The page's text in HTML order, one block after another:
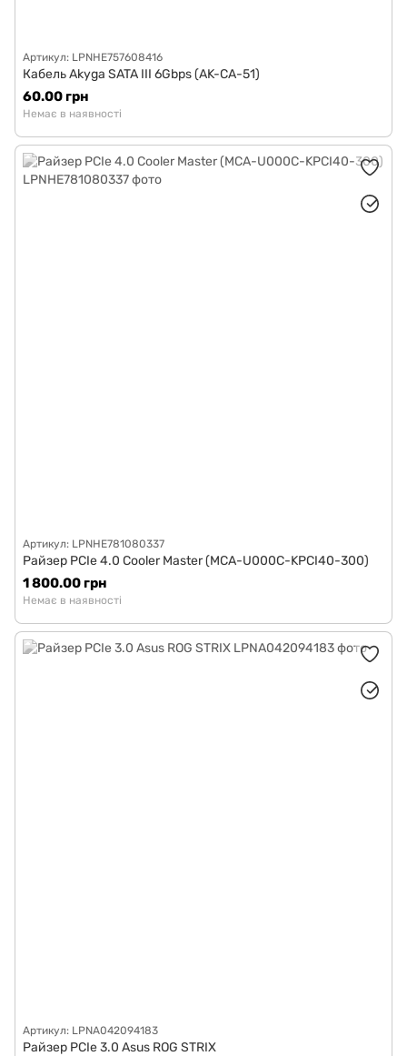
Артикул: LPNHE757608416
Кабель Akyga SATA III 6Gbps (AK-CA-51)
60.00 грн
Немає в наявності
Артикул: LPNHE781080337
Райзер PCIe 4.0 Cooler Master (MCA-U000C-KPCI40-300)
1 800.00 грн
Немає в наявності
Артикул: LPNA042094183
Райзер PCIe 3.0 Asus ROG STRIX